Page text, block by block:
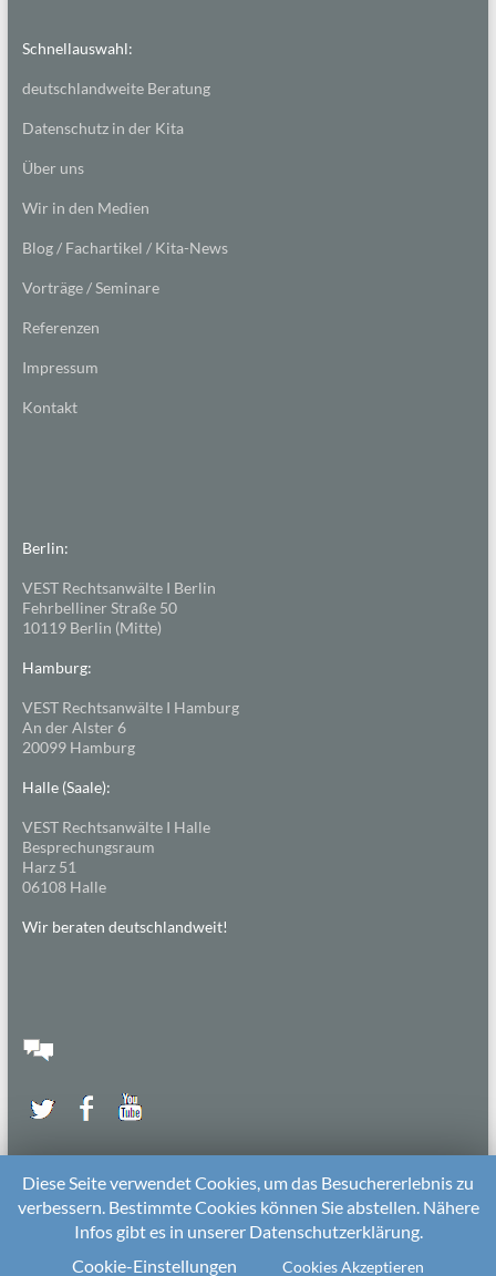
Schnellauswahl:
deutschlandweite Beratung
Datenschutz in der Kita
Über uns
Wir in den Medien
Blog / Fachartikel / Kita-News
Vorträge / Seminare
Referenzen
Impressum
Kontakt
Berlin:
VEST Rechtsanwälte I Berlin
Fehrbelliner Straße 50
10119 Berlin (Mitte)
Hamburg:
VEST Rechtsanwälte I Hamburg
An der Alster 6
20099 Hamburg
Halle (Saale):
VEST Rechtsanwälte I Halle
Besprechungsraum
Harz 51
06108 Halle
Wir beraten deutschlandweit!
2026 beiDie KitarechtlerUnterstützt von:WordPress. Theme: Spacious von
ThemeGrill
Diese Seite verwendet Cookies, um das Besuchererlebnis zu
verbessern. Bestimmte Cookies können Sie abstellen. Nähere
Infos gibt es in unserer Datenschutzerklärung.
Cookie-Einstellungen
Cookies Akzeptieren